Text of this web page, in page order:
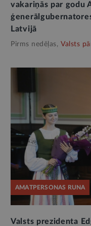
vakariņās par godu
Latvijā
Pirms nedēļas, Valsts
AMATPERSONAS RUNA
Valsts prezidenta